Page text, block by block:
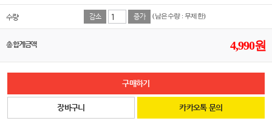
수량 감소 증가 (남은수량 : 무제한)
총 합계금액 4,990원
구매하기
장바구니 카카오톡 문의